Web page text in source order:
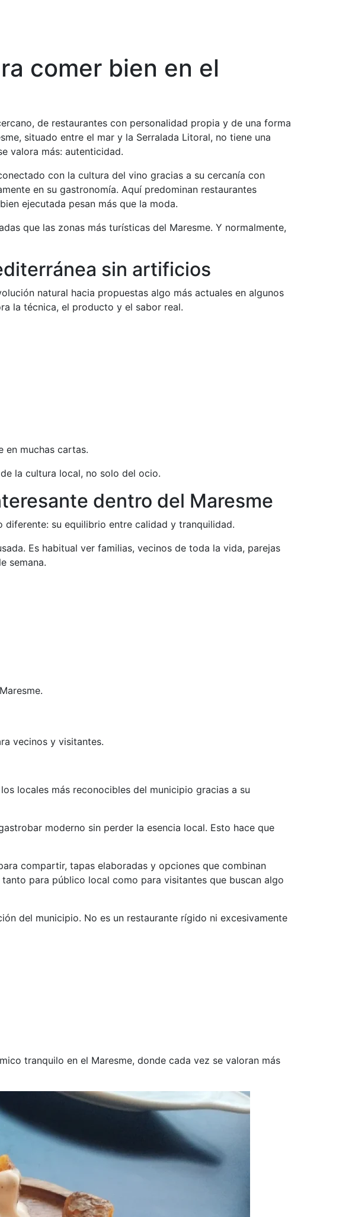
comer bien en el
de restaurantes con personalidad propia y de una forma
situado entre el mar y la Serralada Litoral, no tiene una
valora más: autenticidad.
con la cultura del vino gracias a su cercanía con
en su gastronomía. Aquí predominan restaurantes
ejecutada pesan más que la moda.
que las zonas más turísticas del Maresme. Y normalmente,
sin artificios
natural hacia propuestas algo más actuales en algunos
la técnica, el producto y el sabor real.
en muchas cartas.
la cultura local, no solo del ocio.
dentro del Maresme
diferente: su equilibrio entre calidad y tranquilidad.
Es habitual ver familias, vecinos de toda la vida, parejas
semana.
vecinos y visitantes.
locales más reconocibles del municipio gracias a su
moderno sin perder la esencia local. Esto hace que
compartir, tapas elaboradas y opciones que combinan
para público local como para visitantes que buscan algo
del municipio. No es un restaurante rígido ni excesivamente
tranquilo en el Maresme, donde cada vez se valoran más